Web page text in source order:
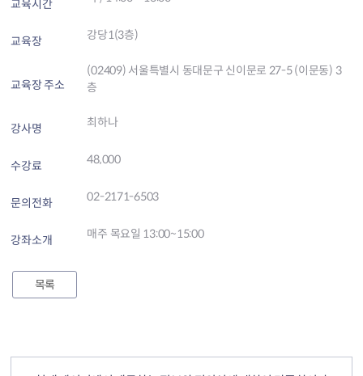
교육시간
교육장 강당1(3층)
교육장 주소
(02409) 서울특별시 동대문구 신이문로 27-5 (이문동) 3
층
강사명 최하나
수강료 48,000
문의전화 02-2171-6503
강좌소개 매주 목요일 13:00~15:00
목록